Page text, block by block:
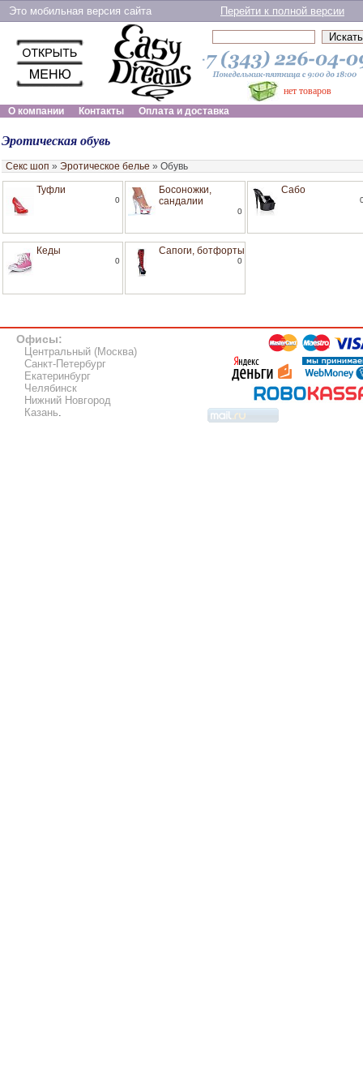
Это мобильная версия сайта Перейти к полной версии
нет товаров
О компании
Контакты Оплата и доставка
Эротическая обувь
Секс шоп » Эротическое белье » Обувь
Туфли
0
Босоножки,
сандалии
0
Сабо
Кеды
0
Сапоги, ботфорты
0
Офисы:
Центральный (Москва)
Санкт-Петербург
Екатеринбург
Челябинск
Нижний Новгород
Казань.